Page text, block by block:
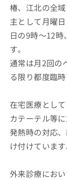
椿、江北の全域
主として月曜
日の9時～12
す。
通常は月2回の
る限り都度臨
在宅医療とし
カテーテル等に
発熱時の対応
け付けています
外来診療にお